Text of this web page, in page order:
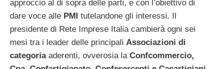
approccio al di sopra delle parti, e con l’obiettivo di
dare voce alle PMI tutelandone gli interessi. Il
presidente di Rete Imprese Italia cambierà ogni sei
mesi tra i leader delle principali Associazioni di
categoriaaderenti, ovverosia la Confcommercio,